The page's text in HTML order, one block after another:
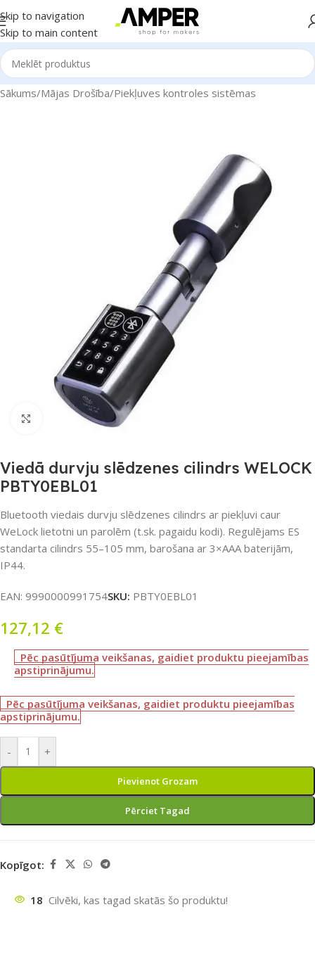
Skip to navigation
Skip to main content
Sākums/Mājas Drošība/Piekļuves kontroles sistēmas
Noklikšķiniet, lai palielinātu
Viedā durvju slēdzenes cilindrs WELOCK
PBTY0EBL01
Bluetooth viedais durvju slēdzenes cilindrs ar piekļuvi caur
WeLock lietotni un parolēm (t.sk. pagaidu kodi). Regulējams ES
standarta cilindrs 55–105 mm, barošana ar 3×AAA baterijām,
IP44.
EAN: 9990000991754SKU: PBTY0EBL01
127,12 €
Pēc pasūtījuma veikšanas, gaidiet produktu pieejamības
apstiprinājumu.
Pēc pasūtījuma veikšanas, gaidiet produktu pieejamības
apstiprinājumu.
- +
Pievienot Grozam
Pērciet Tagad
Kopīgot:
18 Cilvēki, kas tagad skatās šo produktu!